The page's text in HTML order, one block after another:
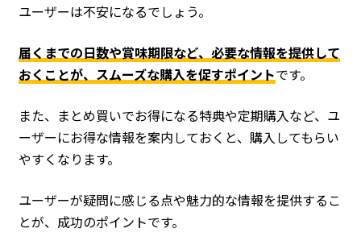
ユーザーは不安になるでしょう。
届くまでの日数や賞味期限など、必要な情報を提供して
おくことが、スムーズな購入を促すポイントです。
また、まとめ買いでお得になる特典や定期購入など、ユ
ーザーにお得な情報を案内しておくと、購入してもらい
やすくなります。
ユーザーが疑問に感じる点や魅力的な情報を提供するこ
とが、成功のポイントです。